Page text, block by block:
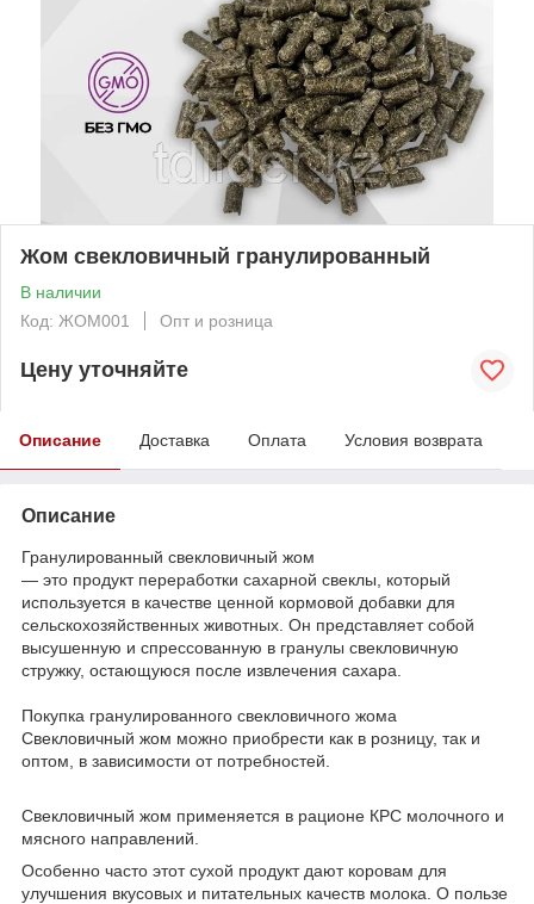
Жом свекловичный гранулированный
В наличии
Код: ЖОМ001
Опт и розница
Цену уточняйте
Описание Доставка Оплата Условия возврата
Описание
Гранулированный свекловичный жом
— это продукт переработки сахарной свеклы, который
используется в качестве ценной кормовой добавки для
сельскохозяйственных животных . Он представляет собой
высушенную и спрессованную в гранулы свекловичную
стружку, остающуюся после извлечения сахара.
Покупка гранулированного свекловичного жома
Свекловичный жом можно приобрести как в розницу, так и
оптом, в зависимости от потребностей.
Свекловичный жом применяется в рационе КРС молочного и
мясного направлений.
Особенно часто этот сухой продукт дают коровам для
улучшения вкусовых и питательных качеств молока. О пользе